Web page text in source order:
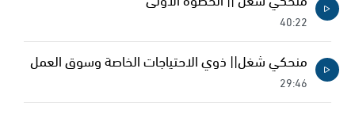
40:22
منحكي شغل|| ذوي الاحتياجات الخاصة وسوق العمل
29:46